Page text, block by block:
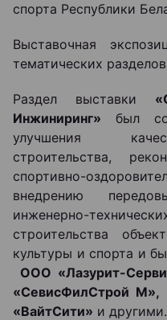
спорта Республики
Выставочная
тематических
Раздел выставки «
Инжиниринг» был
улучшения
строительства,
спортивно-
внедрению
инженерно-
строительства
культуры и спорта и
ООО «Лазурит-
«СевисФилСтрой
«ВайтСити» и другими.